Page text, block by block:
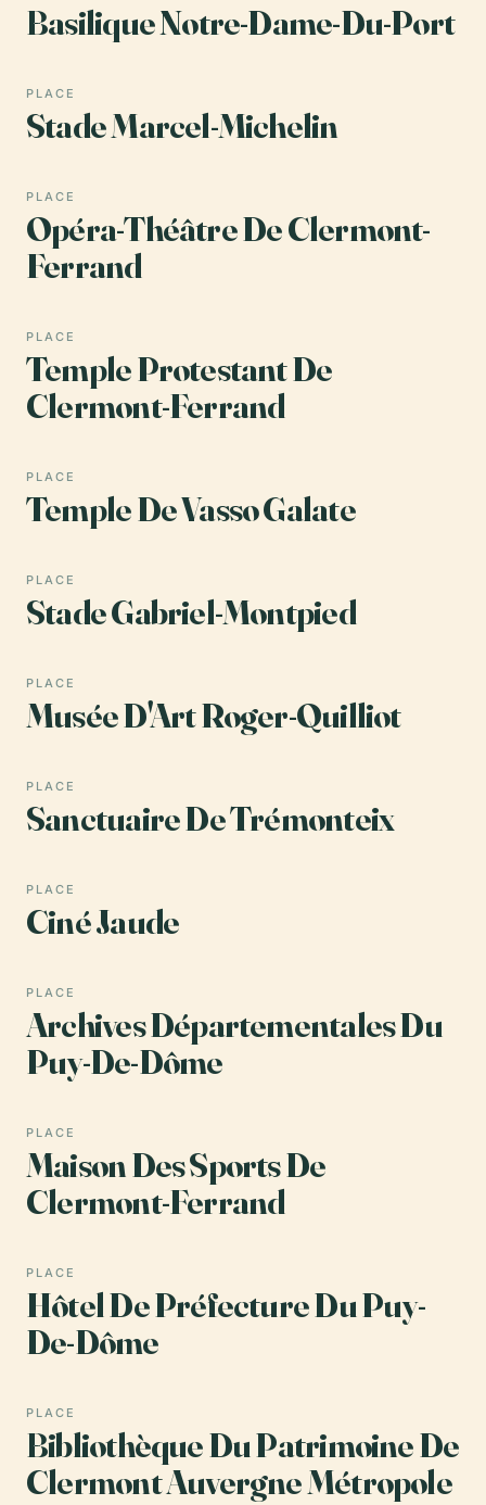
Basilique Notre-Dame-Du-Port
PLACE
Stade Marcel-Michelin
PLACE
Opéra-Théâtre De Clermont-
Ferrand
PLACE
Temple Protestant De
Clermont-Ferrand
PLACE
Temple De Vasso Galate
PLACE
Stade Gabriel-Montpied
PLACE
Musée D'Art Roger-Quilliot
PLACE
Sanctuaire De Trémonteix
PLACE
Ciné Jaude
PLACE
Archives Départementales Du
Puy-De-Dôme
PLACE
Maison Des Sports De
Clermont-Ferrand
PLACE
Hôtel De Préfecture Du Puy-
De-Dôme
PLACE
Bibliothèque Du Patrimoine De
Clermont Auvergne Métropole